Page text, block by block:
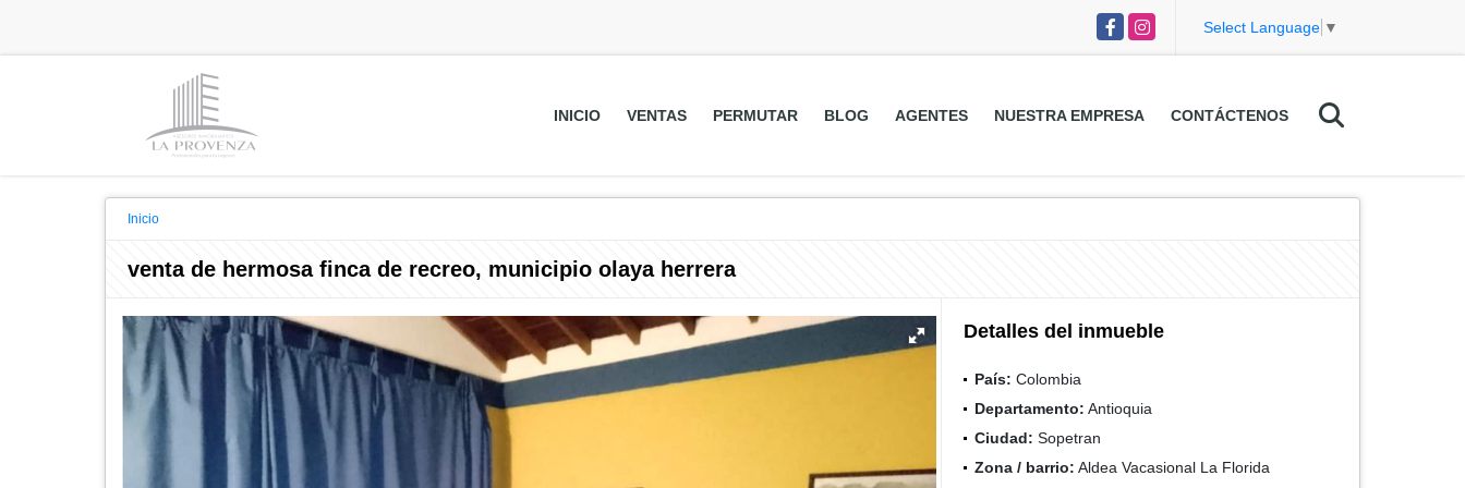
FacebookInstagram Select Language ▼
INICIO VENTAS PERMUTAR BLOG AGENTES NUESTRA EMPRESA CONTÁCTENOS
Inicio
venta de hermosa finca de recreo, municipio olaya herrera
Detalles del inmueble
País: Colombia
Departamento: Antioquia
Ciudad: Sopetran
Zona / barrio: Aldea Vacasional La Florida